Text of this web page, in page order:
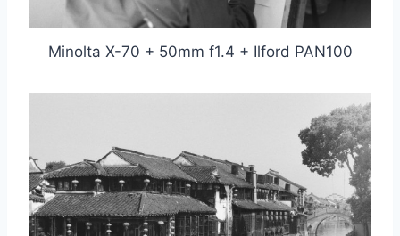
Minolta X-70 + 50mm f1.4 + Ilford PAN100